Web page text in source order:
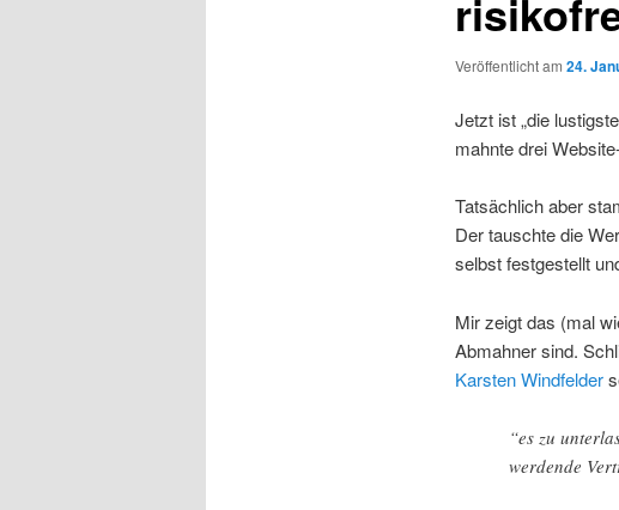
Veröffentlicht am 24.
Jetzt ist „die
mahnte drei
Tatsächlich aber
Der tauschte die
selbst festgestellt
Mir zeigt das (mal
Abmahner sind.
Karsten Windfelder
“es zu
werdende